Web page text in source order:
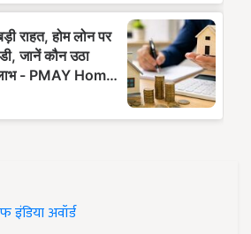
इंडिया अवॉर्ड